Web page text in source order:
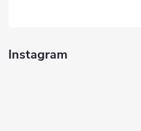
Instagram